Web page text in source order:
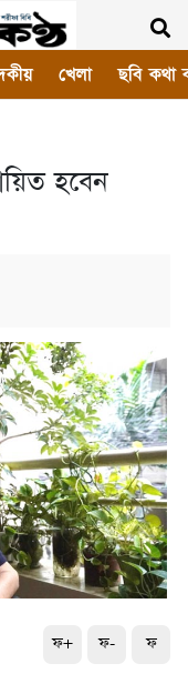
খেলা ছবি কথা
হবেন
ফ+ ফ- ফ